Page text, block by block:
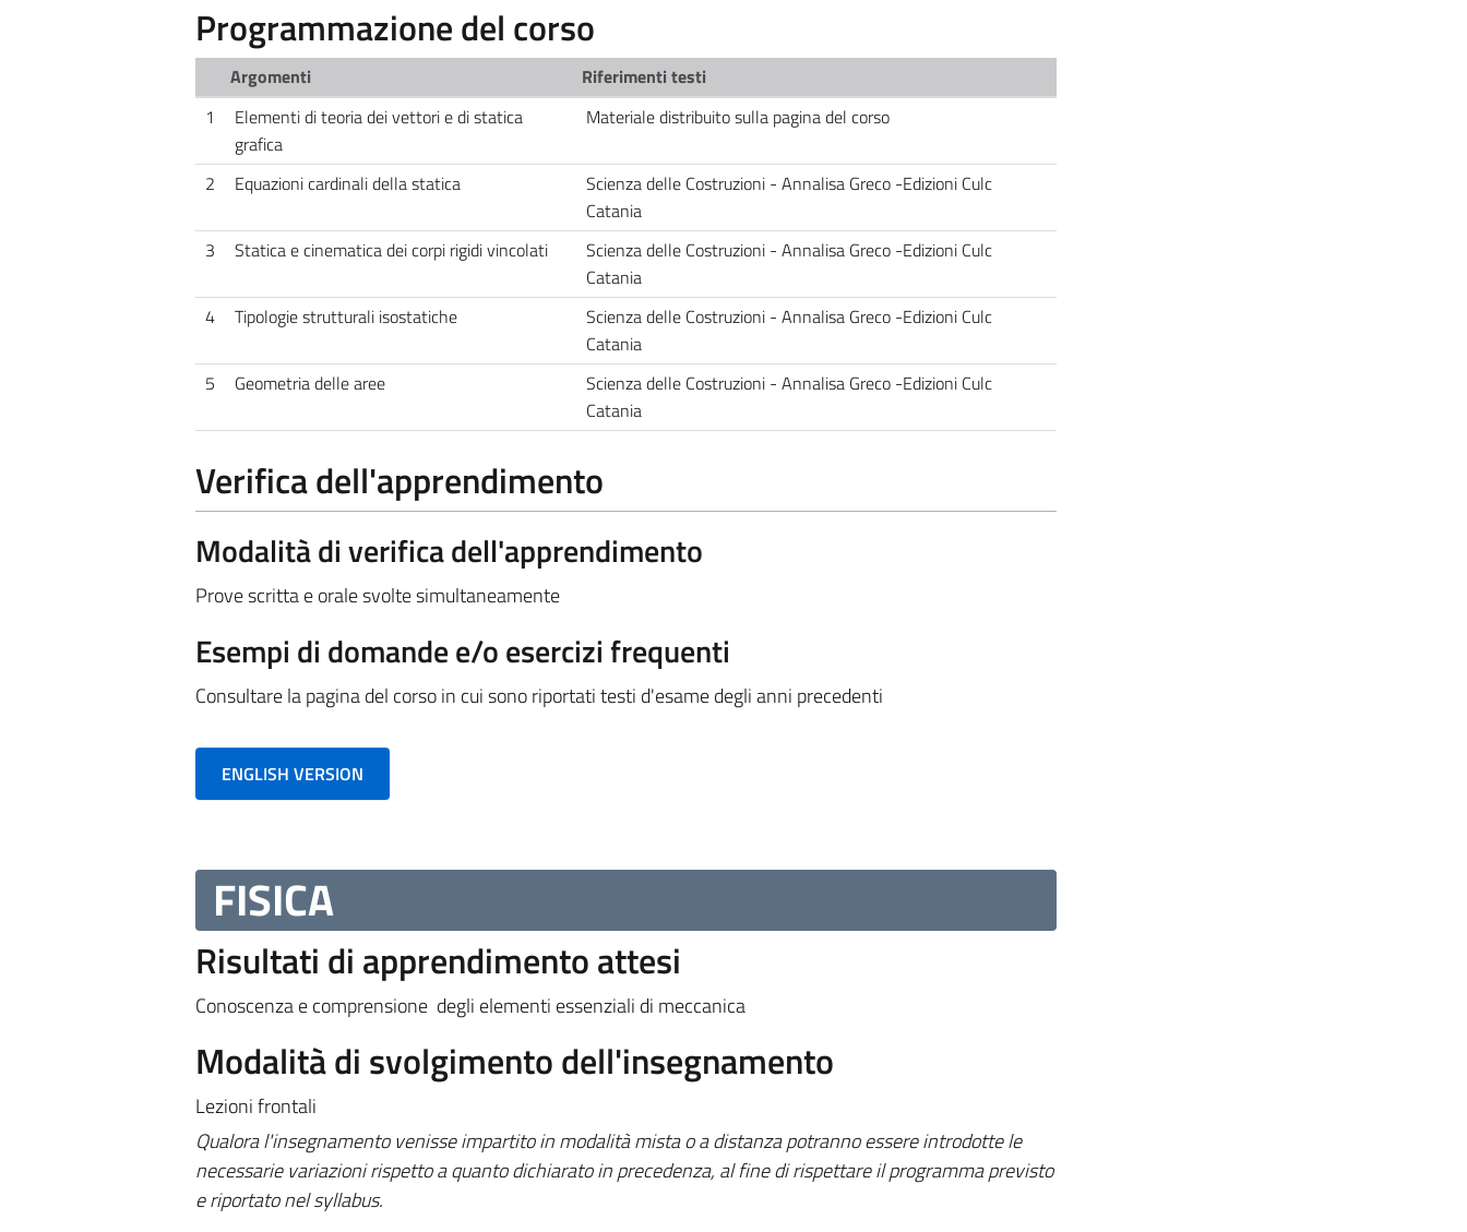
Programmazione del corso
Argomenti
Riferimenti testi
1
Elementi di teoria dei vettori e di statica
grafica
Materiale distribuito sulla pagina del corso
2 Equazioni cardinali della statica
Scienza delle Costruzioni - Annalisa Greco -Edizioni Culc
Catania
3
Statica e cinematica dei corpi rigidi vincolati
Scienza delle Costruzioni - Annalisa Greco -Edizioni Culc
Catania
4
Tipologie strutturali isostatiche
Scienza delle Costruzioni - Annalisa Greco -Edizioni Culc
Catania
5
Geometria delle aree
Scienza delle Costruzioni - Annalisa Greco -Edizioni Culc
Catania
Verifica dell'apprendimento
Modalità di verifica dell'apprendimento
Prove scritta e orale svolte simultaneamente
Esempi di domande e/o esercizi frequenti
Consultare la pagina del corso in cui sono riportati testi d'esame degli anni precedenti
ENGLISH VERSION
FISICA
Risultati di apprendimento attesi
Conoscenza e comprensione degli elementi essenziali di meccanica
Modalità di svolgimento dell'insegnamento
Lezioni frontali
Qualora l'insegnamento venisse impartito in modalità mista o a distanza potranno essere introdotte le
necessarie variazioni rispetto a quanto dichiarato in precedenza, al fine di rispettare il programma previsto
e riportato nel syllabus.